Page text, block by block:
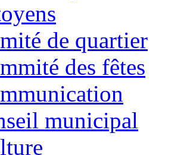
de quartier
des fêtes
municipal